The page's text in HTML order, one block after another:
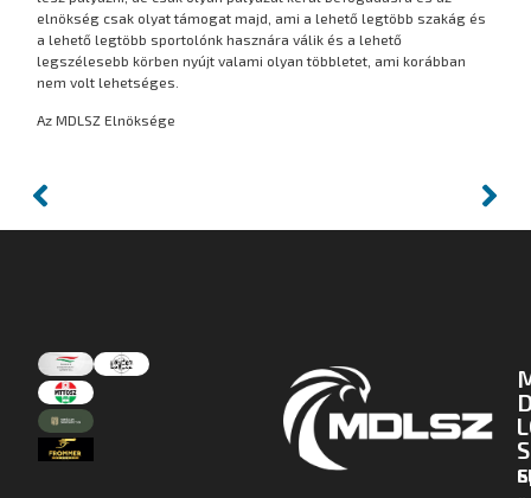
elnökség csak olyat támogat majd, ami a lehető legtöbb szakág és
a lehető legtöbb sportolónk hasznára válik és a lehető
legszélesebb körben nyújt valami olyan többletet, ami korábban
nem volt lehetséges.
Az MDLSZ Elnöksége